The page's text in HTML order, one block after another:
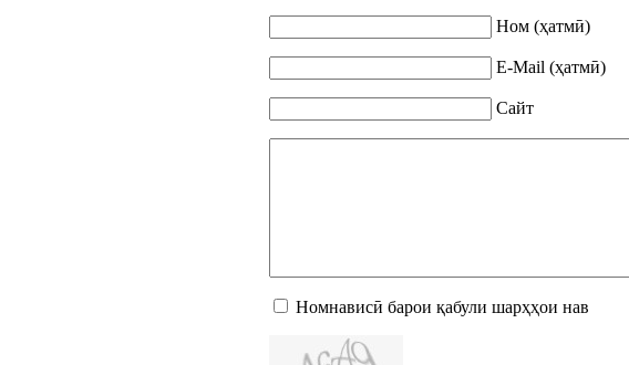
Ном (ҳатмӣ)
E-Mail (ҳатмӣ)
Сайт
Номнависӣ барои қабули шарҳҳои нав